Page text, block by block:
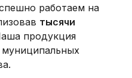
работаем на
тысячи
продукция